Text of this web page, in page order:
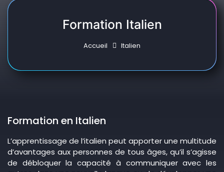
Formation Italien
Accueil Italien
Formation en Italien
L’apprentissage de l’italien peut apporter une multitude
d’avantages aux personnes de tous âges, qu’il s’agisse
de débloquer la capacité à communiquer avec les